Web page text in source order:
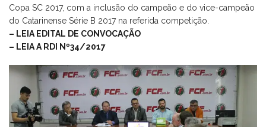
Copa SC 2017, com a inclusão do campeão e do vice-campeão
do Catarinense Série B 2017 na referida competição.
– LEIA EDITAL DE CONVOCAÇÃO
– LEIA A RDI Nº34/2017